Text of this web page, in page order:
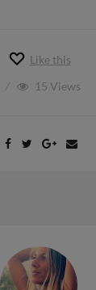
Like this
15 Views